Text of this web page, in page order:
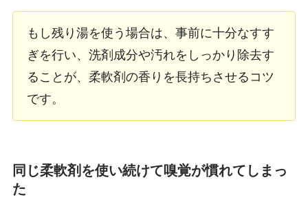
もし残り湯を使う場合は、事前に十分なすす
ぎを行い、洗剤成分や汚れをしっかり除去す
ることが、柔軟剤の香りを長持ちさせるコツ
です。
同じ柔軟剤を使い続けて嗅覚が慣れてしまっ
た